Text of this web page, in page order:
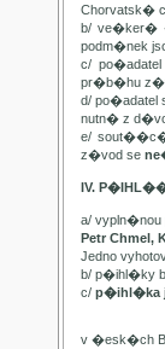
Chorvatsk�
b/ ve�ker�
podm�nek
c/
pr�b�hu
d/
nutn� z
e/ sout��c�
z�vod se
IV.
a/
Petr Chmel,
Jedno
b/ p�ihl�ky
c/ p�ihl�ka
v �esk�ch